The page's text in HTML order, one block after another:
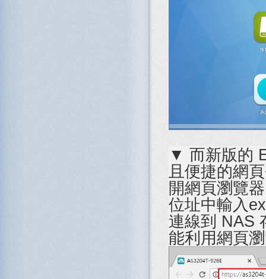
▼ 而新版的
且便捷的網
開網頁瀏覽
位址中輸入
連線到 NAS
能利用網頁